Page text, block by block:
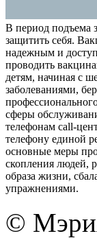
В период подъема
защитить себя.
надежным и
проводить
детям, начиная с
заболеваниями,
сферы
телефонам call-
телефону единой
основные меры
скопления людей,
образа жизни,
упражнениями.
©